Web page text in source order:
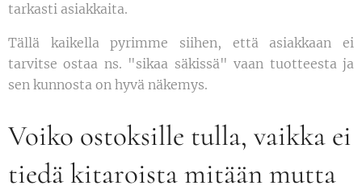
tarkasti asiakkaita.
Tällä kaikella pyrimme siihen, että asiakkaan ei
tarvitse ostaa ns. "sikaa säkissä" vaan tuotteesta ja
sen kunnosta on hyvä näkemys.
Voiko ostoksille tulla, vaikka ei
tiedä kitaroista mitään mutta